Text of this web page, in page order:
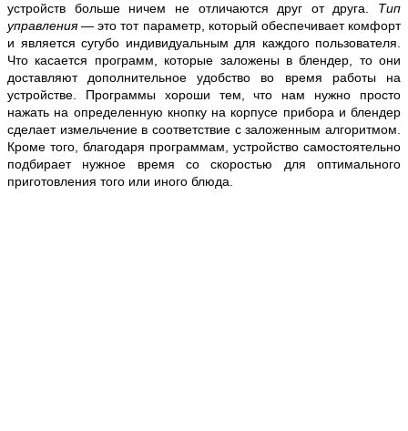
устройств больше ничем не отличаются друг от друга. Тип
управления— это тот параметр, который обеспечивает комфорт
и является сугубо индивидуальным для каждого пользователя.
Что касается программ, которые заложены в блендер, то они
доставляют дополнительное удобство во время работы на
устройстве. Программы хороши тем, что нам нужно просто
нажать на определенную кнопку на корпусе прибора и блендер
сделает измельчение в соответствие с заложенным алгоритмом.
Кроме того, благодаря программам, устройство самостоятельно
подбирает нужное время со скоростью для оптимального
приготовления того или иного блюда.